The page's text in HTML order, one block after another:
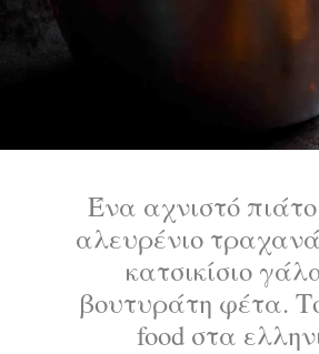
Ένα αχνιστό
αλευρένιο
κατσικίσιο
βουτυράτη φέτα.
food στα